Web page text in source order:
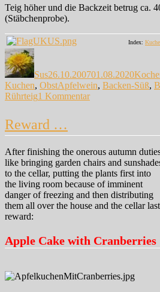
Teig höher und die Backzeit betrug ca.
(Stäbchenprobe).
Index:
Autor
Sus26.10.200701.08.2020
Kuchen, ObstSchlagwörter
Apfelwein, Backen-Süß,
Rührteig1 Kommentarzu
Reward …
After finishing the onerous autumn
like bringing garden chairs and
to the cellar, putting the plants first into
the living room because of imminent
danger of freezing and then distributing
them all over the house and the cellar
reward:
Apple Cake with Cranberries